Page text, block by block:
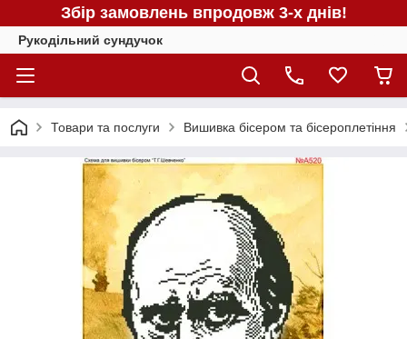
Збір замовлень впродовж 3-х днів!
Рукодільний сундучок
Товари та послуги Вишивка бісером та бісероплетіння